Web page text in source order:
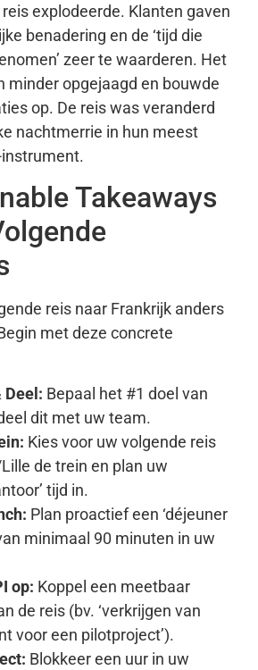
reis explodeerde. Klanten gaven
benadering en de ‘tijd die
zeer te waarderen. Het
minder opgejaagd en bouwde
op. De reis was veranderd
nachtmerrie in hun meest
Takeaways
reis naar Frankrijk anders
met deze concrete
Deel: Bepaal het #1 doel van
dit met uw team.
Kies voor uw volgende reis
de trein en plan uw
tijd in.
Plan proactief een ‘déjeuner
minimaal 90 minuten in uw
op: Koppel een meetbaar
de reis (bv. ‘verkrijgen van
voor een pilotproject’).
Blokkeer een uur in uw